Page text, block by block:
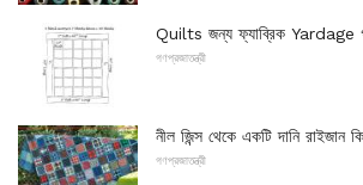
Quilts জন্য ফ্যাব্রিক Yardage
গণপ্রজাতন্ত্রী
নীল জিন্স থেকে একটি দানি রাইজান
গণপ্রজাতন্ত্রী